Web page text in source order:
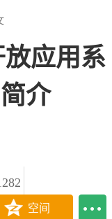
应用系
介
空间